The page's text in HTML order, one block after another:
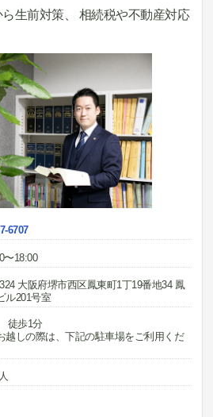
生前対策、 相続税や不動産対応
6707
〜18:00
大阪府堺市西区鳳東町1丁19番地34 鳳
ル201号室
徒歩1分
越しの際は、下記の駐車場をご利用くだ